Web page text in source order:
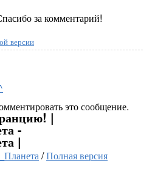
за комментарий!
версии
это сообщение.
|
-
|
/Полная версия